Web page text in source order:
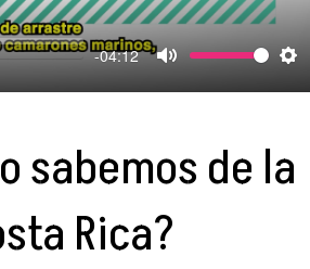
-04:12
sabemos de la
Rica?